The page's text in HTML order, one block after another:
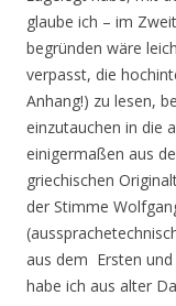
glaube ich – im
begründen wäre
verpasst, die
Anhang!) zu lesen,
einzutauchen in die
einigermaßen aus
griechischen
der Stimme
aus dem Ersten und
habe ich aus alter